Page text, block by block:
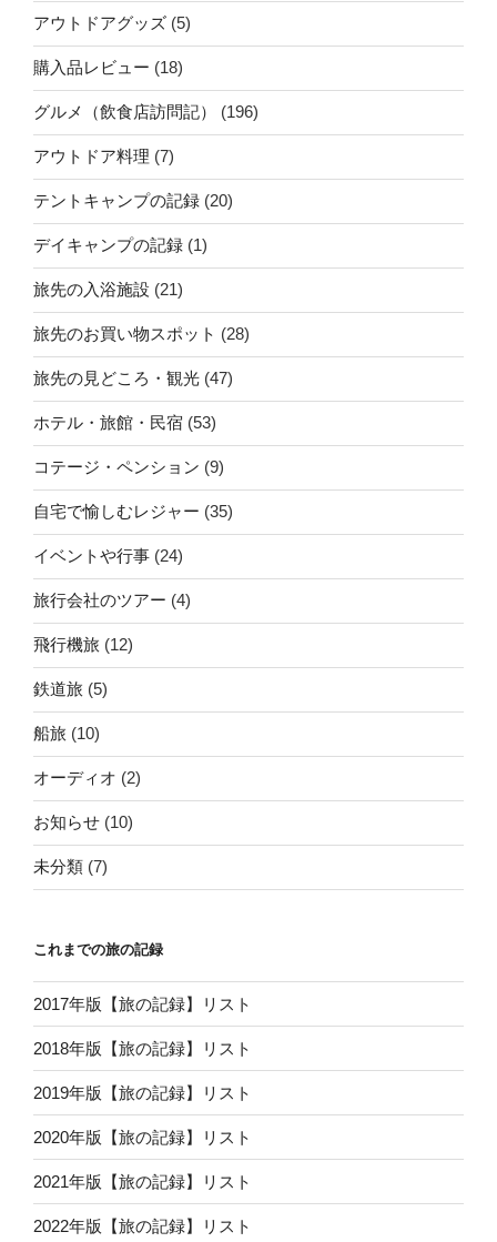
アウトドアグッズ (5)
購入品レビュー (18)
グルメ（飲食店訪問記） (196)
アウトドア料理 (7)
テントキャンプの記録 (20)
デイキャンプの記録 (1)
旅先の入浴施設 (21)
旅先のお買い物スポット (28)
旅先の見どころ・観光 (47)
ホテル・旅館・民宿 (53)
コテージ・ペンション (9)
自宅で愉しむレジャー (35)
イベントや行事 (24)
旅行会社のツアー (4)
飛行機旅 (12)
鉄道旅 (5)
船旅 (10)
オーディオ (2)
お知らせ (10)
未分類 (7)
これまでの旅の記録
2017年版【旅の記録】リスト
2018年版【旅の記録】リスト
2019年版【旅の記録】リスト
2020年版【旅の記録】リスト
2021年版【旅の記録】リスト
2022年版【旅の記録】リスト